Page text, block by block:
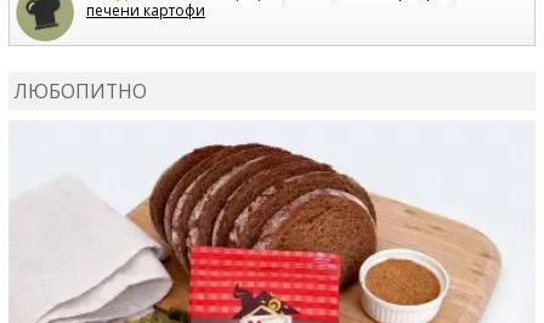
печени картофи
ЛЮБОПИТНО